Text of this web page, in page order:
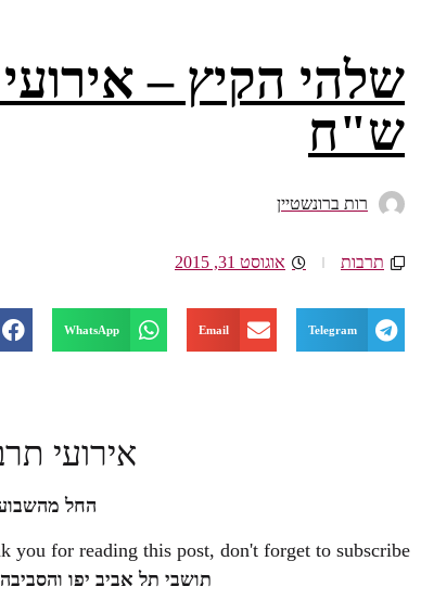
ש"ח
רות ברונשטיין
תרבות אוגוסט 31, 2015
Telegram
Email
WhatsApp
אירועי
החל מהשבוע הזה,
you for reading this post, don't forget to subscribe!
תושבי תל אביב יפו